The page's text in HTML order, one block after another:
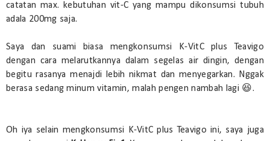
catatan max. kebutuhan vit-C yang mampu dikonsumsi tubuh
adala 200mg saja.
Saya dan suami biasa mengkonsumsi K-VitC plus Teavigo
dengan cara melarutkannya dalam segelas air dingin, dengan
begitu rasanya menajdi lebih nikmat dan menyegarkan. Nggak
berasa sedang minum vitamin, malah pengen nambah lagi 😆.
Oh iya selain mengkonsumsi K-VitC plus Teavigo ini, saya juga